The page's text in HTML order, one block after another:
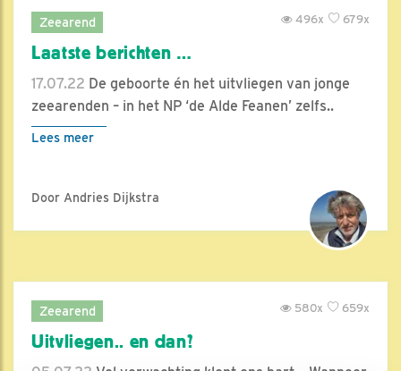
Zeearend 679x
496x
Laatste berichten …
17.07.22 De geboorte én het uitvliegen van jonge
zeearenden – in het NP ‘de Alde Feanen’ zelfs..
Lees meer
Door Andries Dijkstra
Zeearend 659x
580x
Uitvliegen.. en dan?